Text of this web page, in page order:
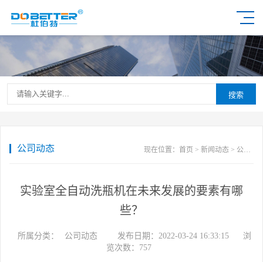
搜索
公司动态 现在位置： 首页 > 新闻动态> 公司动态
实验室全自动洗瓶机在未来发展的要素有哪
些？
所属分类： 公司动态 发布日期：2022-03-24 16:33:15
浏
览次数： 757